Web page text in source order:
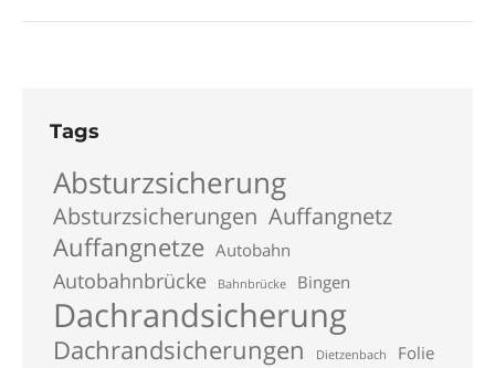
Tags
Absturzsicherung
Absturzsicherungen Auffangnetz
Auffangnetze Autobahn
Autobahnbrücke Bahnbrücke Bingen
Dachrandsicherung
Dachrandsicherungen Dietzenbach Folie